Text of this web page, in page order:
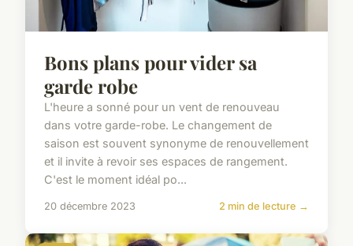
Bons plans pour vider sa
garde robe
L'heure a sonné pour un vent de renouveau
dans votre garde-robe. Le changement de
saison est souvent synonyme de renouvellement
et il invite à revoir ses espaces de rangement.
C'est le moment idéal po...
20 décembre 2023 2 min de lecture →